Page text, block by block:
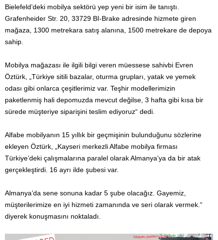
Bielefeld’deki mobilya sektörü yep yeni bir isim ile tanıştı.
Grafenheider Str. 20, 33729 BI-Brake adresinde hizmete giren
mağaza, 1300 metrekara satış alanına, 1500 metrekare de depoya
sahip.
Mobilya mağazası ile ilgili bilgi veren müessese sahivbi Evren
Öztürk, „Türkiye sitili bazalar, oturma grupları, yatak ve yemek
odası gibi onlarca çeşitlerimiz var. Teşhir modellerimizin
paketlenmiş hali depomuzda mevcut değilse, 3 hafta gibi kısa bir
sürede müşteriye siparişini teslim ediyoruz“ dedi.
Alfabe mobilyanın 15 yıllık bir geçmişinin bulunduğunu sözlerine
ekleyen Öztürk, „Kayseri merkezli Alfabe mobilya firması
Türkiye’deki çalışmalarına paralel olarak Almanya’ya da bir atak
gerçekleştirdi. 16 ayrı ilde şubesi var.
Almanya’da sene sonuna kadar 5 şube olacağız. Gayemiz,
müşterilerimize en iyi hizmeti zamanında ve seri olarak vermek.“
diyerek konuşmasını noktaladı.